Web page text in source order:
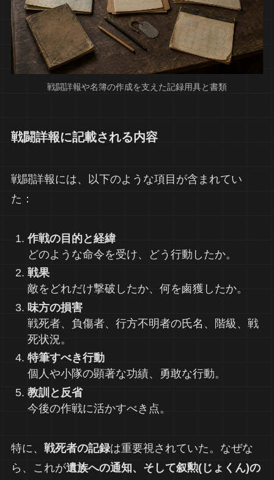
戦闘詳報や名簿の作成を支えた記録用具と書類
戦闘詳報に記載される内容
戦闘詳報には、以下のような項目が含まれてい
た：
作戦の目的と経緯
どのような命令を受け、どう行動したか。
戦果
敵をどれだけ撃破したか、何を鹵獲したか。
味方の損害
戦死者、負傷者、行方不明者の氏名、階級、戦
死状況。
特筆すべき行動
個人や小隊の顕著な功績、勇敢な行動。
教訓と反省
今後の作戦に活かすべき点。
特に、 戦死者の記録は重要視されていた。なぜな
ら、これが遺族への通知、そして叙勲(じょくん)の